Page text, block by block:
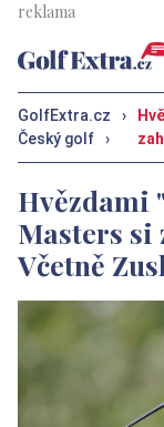
GolfExtra.cz
›
Český golf
›
Hvězdami
Masters si
Včetně